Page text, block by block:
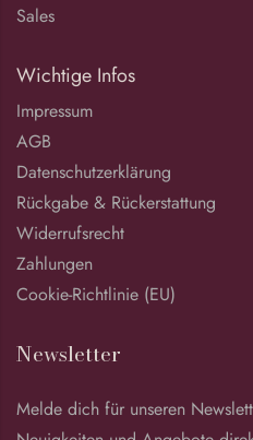
Sales
Wichtige Infos
Impressum
AGB
Datenschutzerklärung
Rückgabe & Rückerstattung
Widerrufsrecht
Zahlungen
Cookie-Richtlinie (EU)
Newsletter
Melde dich für unseren